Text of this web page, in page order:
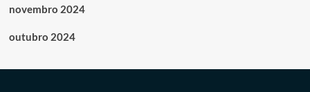
novembro 2024
outubro 2024